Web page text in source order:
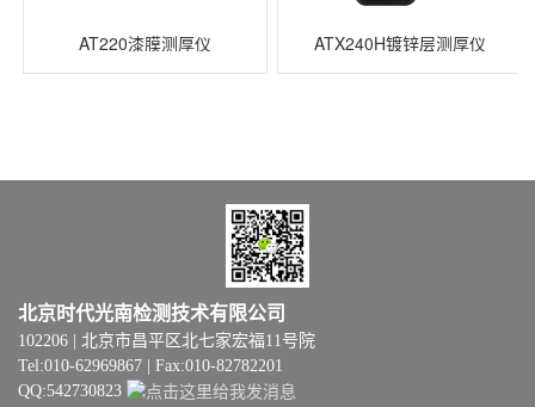
AT220漆膜测厚仪 ATX240H镀锌层测厚仪
北京时代光南检测技术有限公司
102206 | 北京市昌平区北七家宏福11号院
Tel:010-62969867 | Fax:010-82782201
QQ:542730823